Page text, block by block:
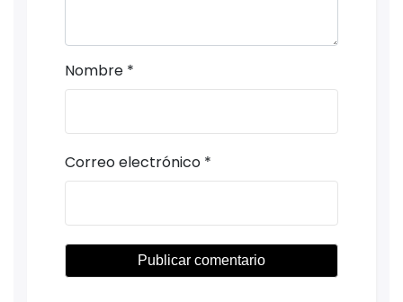
Nombre *
Correo electrónico *